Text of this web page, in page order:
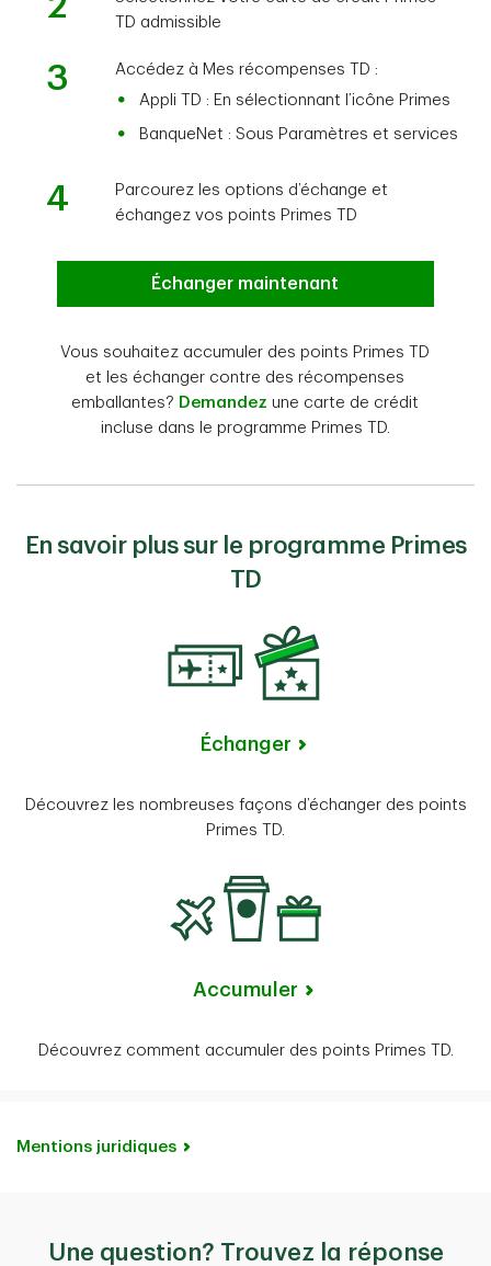
TD admissible
3
Accédez à Mes récompenses TD :
Appli TD : En sélectionnant l’icône Primes
BanqueNet : Sous Paramètres et services
4
Parcourez les options d’échange et
échangez vos points Primes TD
Échanger maintenant
Vous souhaitez accumuler des points Primes TD
et les échanger contre des récompenses
emballantes? Demandez une carte de crédit
incluse dans le programme Primes TD.
En savoir plus sur le programme Primes
TD
Échanger
Découvrez les nombreuses façons d’échanger des points
Primes TD.
Accumuler
Découvrez comment accumuler des points Primes TD.
Mentions juridiques
Une question? Trouvez la réponse